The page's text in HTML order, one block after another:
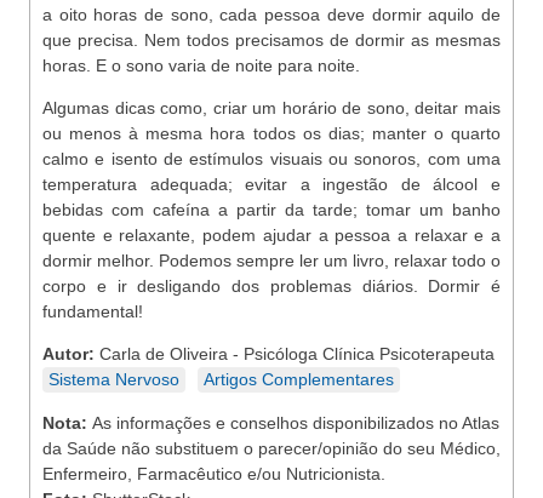
a oito horas de sono, cada pessoa deve dormir aquilo de
que precisa. Nem todos precisamos de dormir as mesmas
horas. E o sono varia de noite para noite.
Algumas dicas como, criar um horário de sono, deitar mais
ou menos à mesma hora todos os dias; manter o quarto
calmo e isento de estímulos visuais ou sonoros, com uma
temperatura adequada; evitar a ingestão de álcool e
bebidas com cafeína a partir da tarde; tomar um banho
quente e relaxante, podem ajudar a pessoa a relaxar e a
dormir melhor. Podemos sempre ler um livro, relaxar todo o
corpo e ir desligando dos problemas diários. Dormir é
fundamental!
Autor: Carla de Oliveira - Psicóloga Clínica Psicoterapeuta
Sistema Nervoso
Artigos Complementares
Nota: As informações e conselhos disponibilizados no Atlas
da Saúde não substituem o parecer/opinião do seu Médico,
Enfermeiro, Farmacêutico e/ou Nutricionista.